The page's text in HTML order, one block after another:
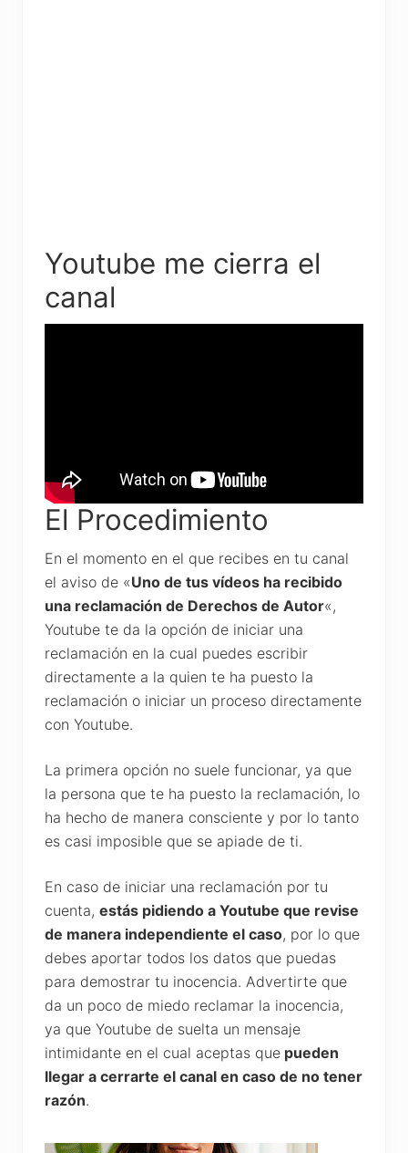
Youtube me cierra el
canal
El Procedimiento
En el momento en el que recibes en tu canal
el aviso de «Uno de tus vídeos ha recibido
una reclamación de Derechos de Autor«,
Youtube te da la opción de iniciar una
reclamación en la cual puedes escribir
directamente a la quien te ha puesto la
reclamación o iniciar un proceso directamente
con Youtube.
La primera opción no suele funcionar, ya que
la persona que te ha puesto la reclamación, lo
ha hecho de manera consciente y por lo tanto
es casi imposible que se apiade de ti.
En caso de iniciar una reclamación por tu
cuenta, estás pidiendo a Youtube que revise
de manera independiente el caso, por lo que
debes aportar todos los datos que puedas
para demostrar tu inocencia. Advertirte que
da un poco de miedo reclamar la inocencia,
ya que Youtube de suelta un mensaje
intimidante en el cual aceptas que pueden
llegar a cerrarte el canal en caso de no tener
razón.